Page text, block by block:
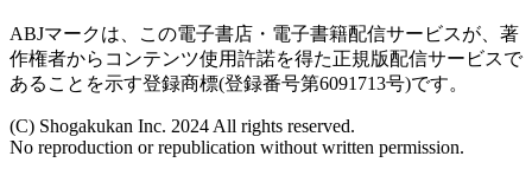
ABJマークは、この電子書店・電子書籍配信サービスが、著
作権者からコンテンツ使用許諾を得た正規版配信サービスで
あることを示す登録商標(登録番号第6091713号)です。
(C) Shogakukan Inc. 2024 All rights reserved.
No reproduction or republication without written permission.